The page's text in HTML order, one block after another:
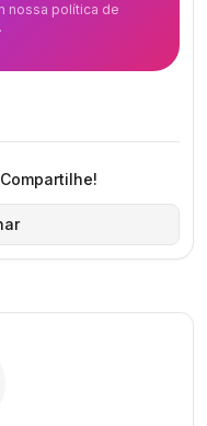
nossa política de